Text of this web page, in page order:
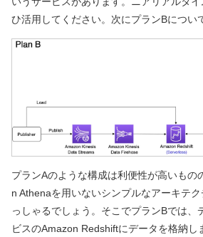
ひ活用してください。次にプランBについ
プランAのような構成は利便性が高いもの
n Athenaを用いないシンプルなアーキテ
っしゃるでしょう。そこでプランBでは、
ビスのAmazon Redshiftにデータを格納